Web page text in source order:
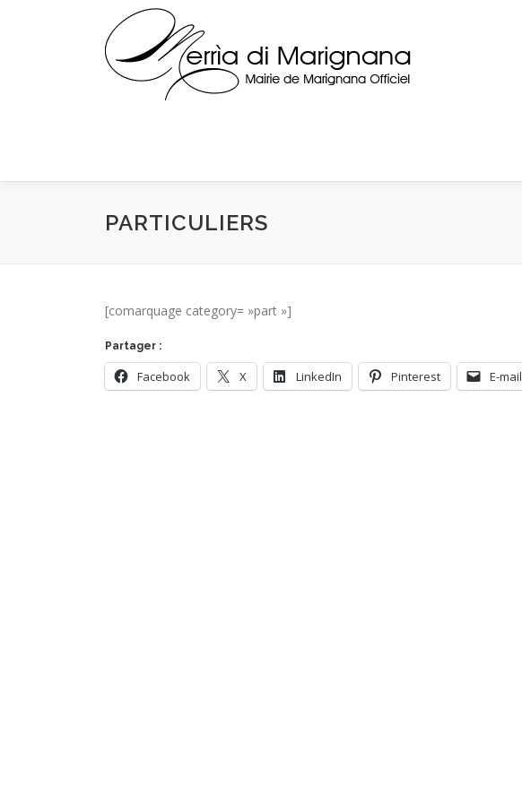
PARTICULIERS
[comarquage category= »part »]
Partager :
Facebook X LinkedIn Pinterest E-mail